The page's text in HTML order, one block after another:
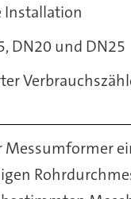
Installation
DN20 und DN25
Messumformer